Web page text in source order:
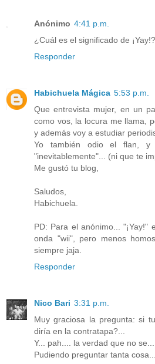
Anónimo 4:41 p.m.
¿Cuál es el significado de ¡Yay!?
Responder
Habichuela Mágica 5:53 p.m.
Que entrevista mujer, en un
como vos, la locura me llama,
y además voy a estudiar
Yo también odio el flan, y
"inevitablemente"... (ni que te
Me gustó tu blog,
Saludos,
Habichuela.
PD: Para el anónimo... "¡Yay!"
onda "wii", pero menos
siempre jaja.
Responder
Nico Bari 3:31 p.m.
Muy graciosa la pregunta: si
diría en la contratapa?...
Y... pah.... la verdad que no se...
Pudiendo preguntar tanta cosa...